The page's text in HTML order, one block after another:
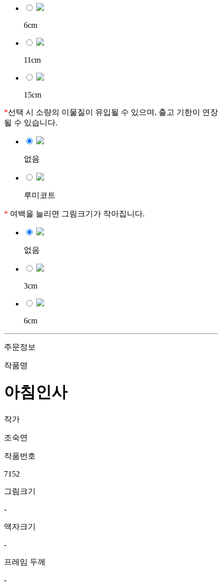
6cm
11cm
15cm
*선택 시 소량의 이물질이 유입될 수 있으며, 출고 기한이 연장
될 수 있습니다.
없음
루미코트
* 여백을 늘리면 그림크기가 작아집니다.
없음
3cm
6cm
주문정보
작품명
아침인사
작가
조숙연
작품번호
7152
그림크기
-
액자크기
-
프레임 두께
-